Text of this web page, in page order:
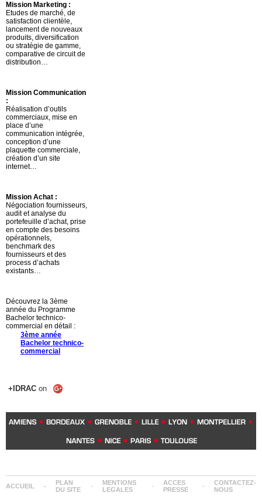
Mission Marketing :
Etudes de marché, de
satisfaction clientèle,
lancement de nouveaux
produits, diversification
ou stratégie de gamme,
comparative de circuit de
distribution…
Mission Communication
:
Réalisation d’outils
commerciaux, mise en
place d’une
communication intégrée,
conception d’une
plaquette commerciale,
création d’un site
internet…
Mission Achat :
Négociation fournisseurs,
audit et analyse du
portefeuille d’achat, prise
en compte des besoins
opérationnels,
benchmark des
fournisseurs et des
process d’achats
existants…
Découvrez la 3ème
année du Programme
Bachelor technico-
commercial en détail :
3ème année
Bachelor technico-
commercial
+IDRAC on
ACCUEIL -
PLAN
DU SITE
-
MENTIONS
LEGALES
-
ACCES
PRESSE
-
CONTACTEZ-
NOUS